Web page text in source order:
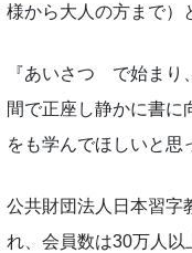
様から大人の方まで）
『あいさつ で始ま
間で正座し静かに書
をも学んでほしいと思
公共財団法人日本習
れ、会員数は30万人以